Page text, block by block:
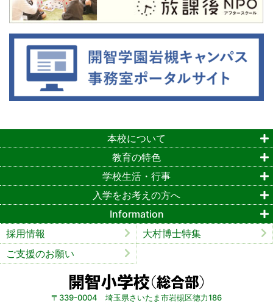
〒339-0004 埼玉県さいたま市岩槻区徳力186
本校について
教育の特色
学校生活・行事
入学をお考えの方へ
Information
採用情報
大村博士特集
ご支援のお願い